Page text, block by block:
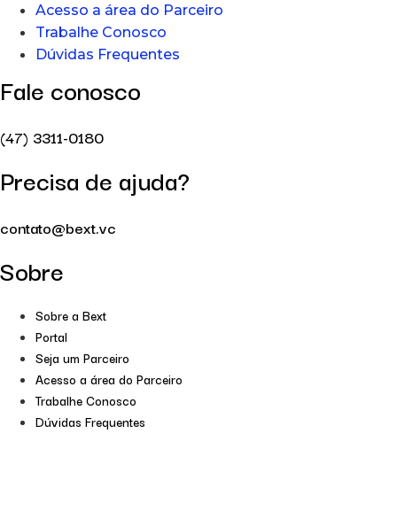
Acesso a área do Parceiro
Trabalhe Conosco
Dúvidas Frequentes
Fale conosco
(47) 3311-0180
Precisa de ajuda?
contato@bext.vc
Sobre
Sobre a Bext
Portal
Seja um Parceiro
Acesso a área do Parceiro
Trabalhe Conosco
Dúvidas Frequentes